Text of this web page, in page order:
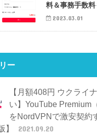
料＆事務手数料
2023.03.01
ー
【月額408円 ウクライ
い】YouTube Premium
をNordVPNで激安契約
】
2021.09.20